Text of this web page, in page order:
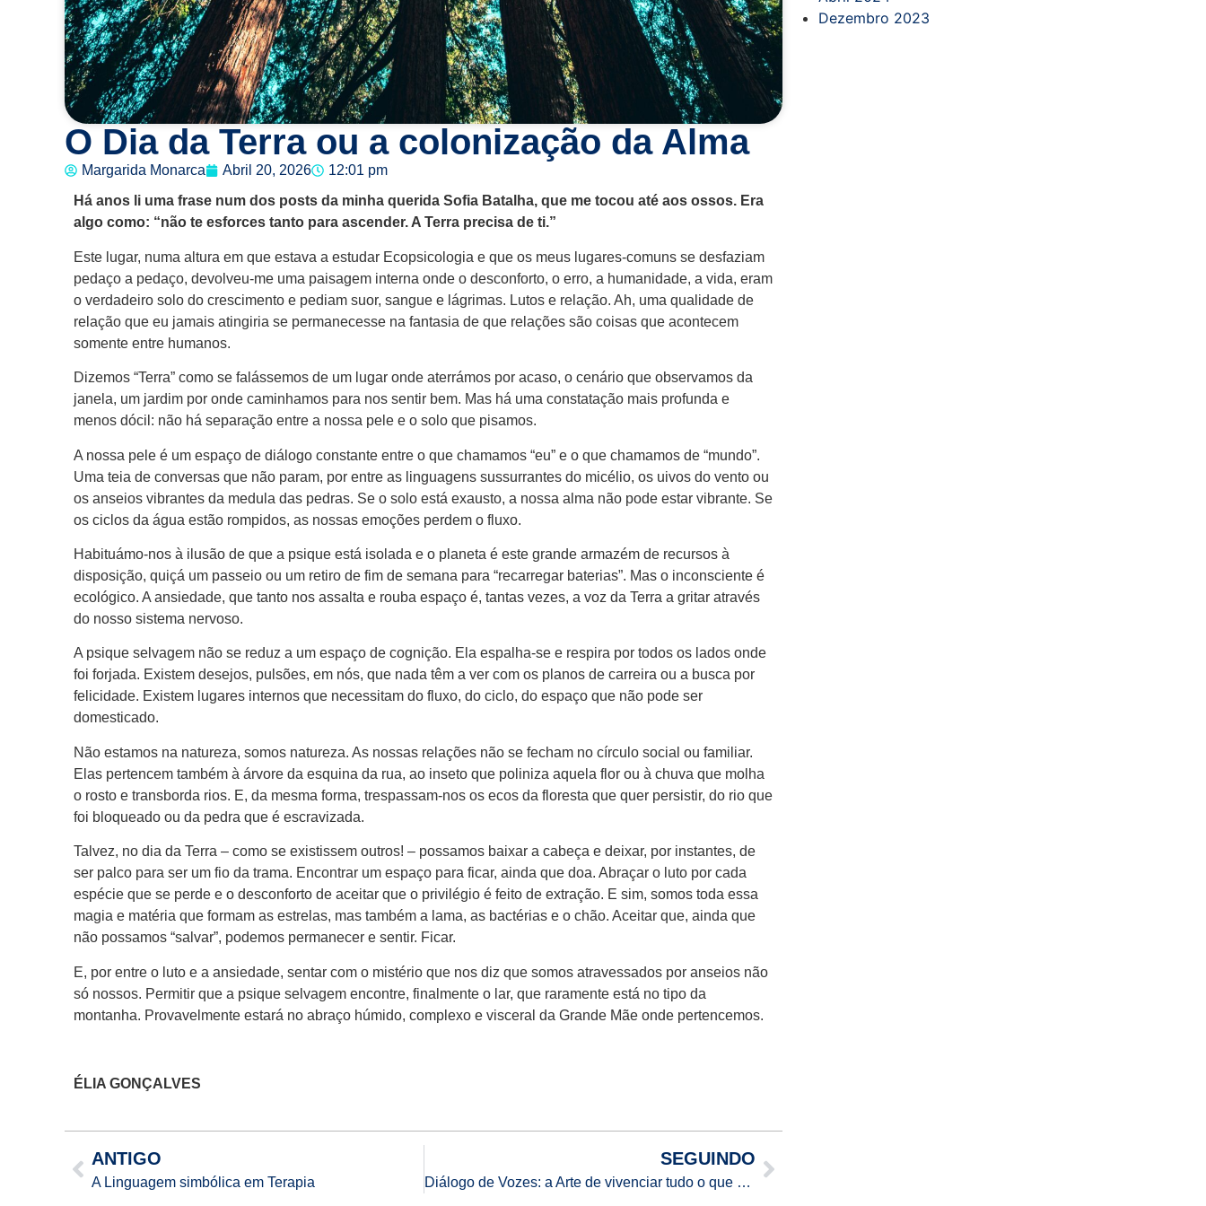
O Dia da Terra ou a colonização da Alma
Margarida Monarca Abril 20, 2026
12:01 pm
Há anos li uma frase num dos posts da minha querida Sofia Batalha, que me tocou até aos ossos. Era
algo como: “não te esforces tanto para ascender. A Terra precisa de ti.”
Este lugar, numa altura em que estava a estudar Ecopsicologia e que os meus lugares-comuns se desfaziam
pedaço a pedaço, devolveu-me uma paisagem interna onde o desconforto, o erro, a humanidade, a vida, eram
o verdadeiro solo do crescimento e pediam suor, sangue e lágrimas. Lutos e relação. Ah, uma qualidade de
relação que eu jamais atingiria se permanecesse na fantasia de que relações são coisas que acontecem
somente entre humanos.
Dizemos “Terra” como se falássemos de um lugar onde aterrámos por acaso, o cenário que observamos da
janela, um jardim por onde caminhamos para nos sentir bem. Mas há uma constatação mais profunda e
menos dócil: não há separação entre a nossa pele e o solo que pisamos.
A nossa pele é um espaço de diálogo constante entre o que chamamos “eu” e o que chamamos de “mundo”.
Uma teia de conversas que não param, por entre as linguagens sussurrantes do micélio, os uivos do vento ou
os anseios vibrantes da medula das pedras. Se o solo está exausto, a nossa alma não pode estar vibrante. Se
os ciclos da água estão rompidos, as nossas emoções perdem o fluxo.
Habituámo-nos à ilusão de que a psique está isolada e o planeta é este grande armazém de recursos à
disposição, quiçá um passeio ou um retiro de fim de semana para “recarregar baterias”. Mas o inconsciente é
ecológico. A ansiedade, que tanto nos assalta e rouba espaço é, tantas vezes, a voz da Terra a gritar através
do nosso sistema nervoso.
A psique selvagem não se reduz a um espaço de cognição. Ela espalha-se e respira por todos os lados onde
foi forjada. Existem desejos, pulsões, em nós, que nada têm a ver com os planos de carreira ou a busca por
felicidade. Existem lugares internos que necessitam do fluxo, do ciclo, do espaço que não pode ser
domesticado.
Não estamos na natureza, somos natureza. As nossas relações não se fecham no círculo social ou familiar.
Elas pertencem também à árvore da esquina da rua, ao inseto que poliniza aquela flor ou à chuva que molha
o rosto e transborda rios. E, da mesma forma, trespassam-nos os ecos da floresta que quer persistir, do rio que
foi bloqueado ou da pedra que é escravizada.
Talvez, no dia da Terra – como se existissem outros! – possamos baixar a cabeça e deixar, por instantes, de
ser palco para ser um fio da trama. Encontrar um espaço para ficar, ainda que doa. Abraçar o luto por cada
espécie que se perde e o desconforto de aceitar que o privilégio é feito de extração. E sim, somos toda essa
magia e matéria que formam as estrelas, mas também a lama, as bactérias e o chão. Aceitar que, ainda que
não possamos “salvar”, podemos permanecer e sentir. Ficar.
E, por entre o luto e a ansiedade, sentar com o mistério que nos diz que somos atravessados por anseios não
só nossos. Permitir que a psique selvagem encontre, finalmente o lar, que raramente está no tipo da
montanha. Provavelmente estará no abraço húmido, complexo e visceral da Grande Mãe onde pertencemos.
ÉLIA GONÇALVES
ANTIGO
A Linguagem simbólica em Terapia
SEGUINDO
Diálogo de Vozes: a Arte de vivenciar tudo o que somos
Dezembro 2023